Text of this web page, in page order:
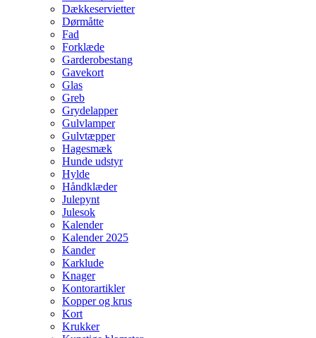
Dækkeservietter
Dørmåtte
Fad
Forklæde
Garderobestang
Gavekort
Glas
Greb
Grydelapper
Gulvlamper
Gulvtæpper
Hagesmæk
Hunde udstyr
Hylde
Håndklæder
Julepynt
Julesok
Kalender
Kalender 2025
Kander
Karklude
Knager
Kontorartikler
Kopper og krus
Kort
Krukker